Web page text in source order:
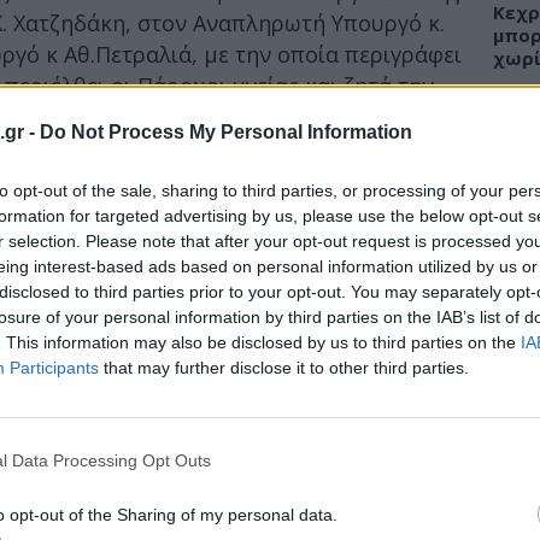
- Do Not Process My Personal Information
opt-out of the sale, sharing to third parties, or processing of your
for targeted advertising by us, please use the below opt-out
selection. Please note that after your opt-out request is processed
interest-based ads based on personal information utilized by us
to third parties prior to your opt-out. You may separately
of your personal information by third parties on the IAB’s list of
This information may also be disclosed by us to third parties on the
Participants that may further disclose it to other third parties.
Data Processing Opt Outs
opt-out of the Sharing of my personal data.
Χατζηδάκη, στον Αναπληρωτή Υπουργό κ.
κ Αθ.Πετραλιά, με την οποία περιγράφει
οι Πάροχοι υγείας και ζητά την
επιστροφής (rebate) και clawback
δόσεις.
ΙΣΑ αναφέρονται τα εξής :
του ΔΣ του ΕΟΠΥΥ επιβλήθηκε στους
του ν. 4172/2013 (Α’ 167) (διαγνωστικά
πολυιατρεία κλπ.), η προείσπραξη λόγω
εκ των μηνών Σεπτεμβρίου, Οκτωβρίου
παράλληλα και συγχρόνως επιβλήθηκε
2024) η ρύθμιση είσπραξης του ποσού της
παροχών υγείας για τις ανείσπρακτες
όπως και αναμένεται να επιβληθεί η
του 2023 όπου και αυτό αναμένεται να